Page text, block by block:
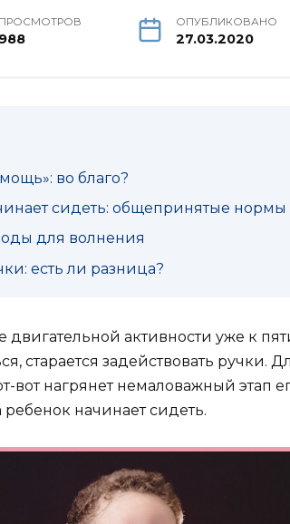
ПРОСМОТРОВ
988
ОПУБЛИКОВАНО
27.03.2020
во благо?
сидеть: общепринятые нормы
для волнения
есть ли разница?
активности уже к
старается задействовать ручки.
вот нагрянет немаловажный этап
ребенок начинает сидеть.